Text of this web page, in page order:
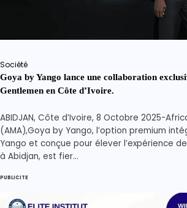
Société
Goya by Yango lance une collaboration
Gentlemen en Côte d’Ivoire.
ABIDJAN, Côte d’Ivoire, 8 Octobre 2025-
(AMA),Goya by Yango, l’option premium
Yango et conçue pour élever l’expérience
à Abidjan, est fier…
PUBLICITE